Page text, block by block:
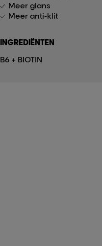
Meer glans
Meer anti-klit
INGREDIËNTEN
B6 + BIOTIN